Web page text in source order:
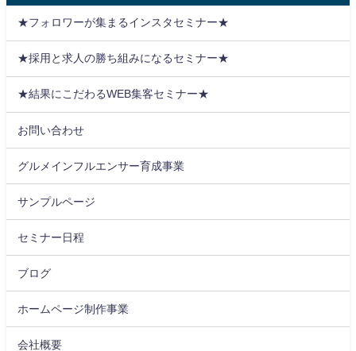
★フォロワーが集まるインスタセミナー★
★採用と求人の勝ち組みになるセミナー★
★結果にこだわるWEB集客セミナー★
お問い合わせ
グルメインフルエンサー育成事業
サンプルページ
セミナー日程
ブログ
ホームページ制作事業
会社概要